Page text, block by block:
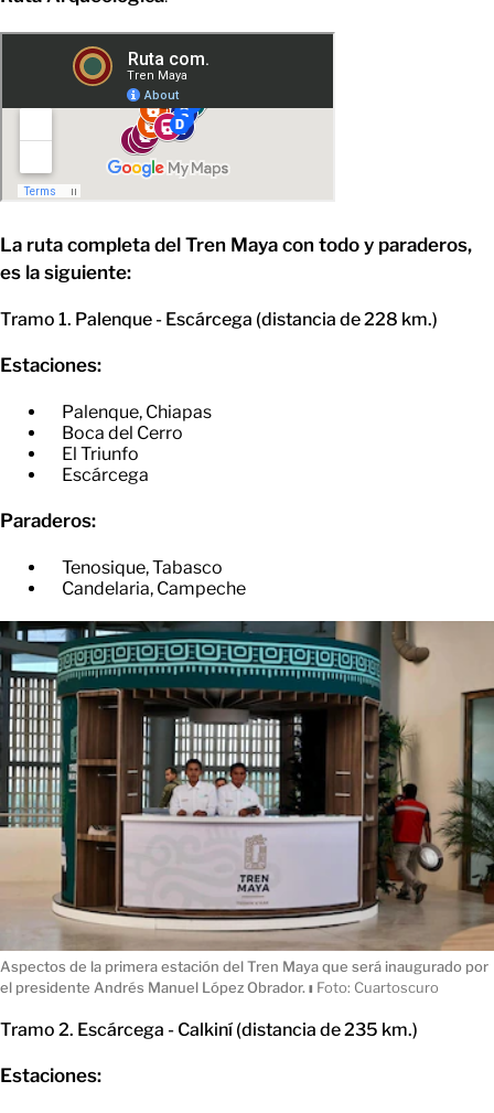
La ruta completa del Tren Maya con todo y paraderos,
es la siguiente:
Tramo 1. Palenque - Escárcega (distancia de 228 km.)
Estaciones:
Palenque, Chiapas
​Boca del Cerro
​El Triunfo
​Escárcega
Paraderos:
Tenosique, Tabasco
​Candelaria, Campeche
Aspectos de la primera estación del Tren Maya que será inaugurado por
el presidente Andrés Manuel López Obrador. ı Foto: Cuartoscuro
Tramo 2. Escárcega - Calkiní (distancia de 235 km.)
Estaciones: